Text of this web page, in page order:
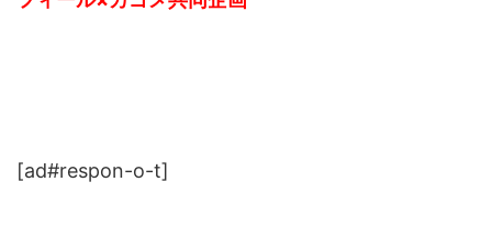
[ad#respon-o-t]